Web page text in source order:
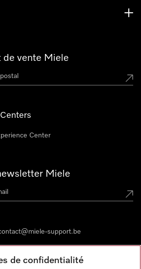
de vente Miele
Center
Miele
support.be
de confidentialité